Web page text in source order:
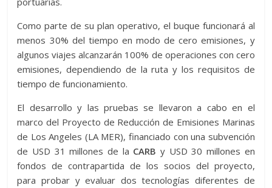
Como parte de su plan operativo, el buque funcionará al
menos 30% del tiempo en modo de cero emisiones, y
algunos viajes alcanzarán 100% de operaciones con cero
emisiones, dependiendo de la ruta y los requisitos de
tiempo de funcionamiento.
El desarrollo y las pruebas se llevaron a cabo en el
marco del Proyecto de Reducción de Emisiones Marinas
de Los Angeles (LA MER), financiado con una subvención
de USD 31 millones de la CARB y USD 30 millones en
fondos de contrapartida de los socios del proyecto,
para probar y evaluar dos tecnologías diferentes de